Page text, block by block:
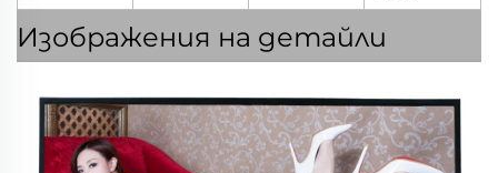
Изображения на детайли